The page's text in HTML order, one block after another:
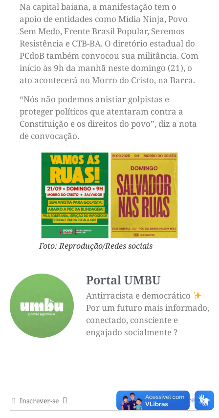
Na capital baiana, a manifestação tem o
apoio de entidades como Mídia Ninja, Povo
Sem Medo, Frente Brasil Popular, Seremos
Resistência e CTB-BA. O diretório estadual do
PCdoB também convocou sua militância. Com
início às 9h da manhã neste domingo (21), o
ato acontecerá no Morro do Cristo, na Barra.
“Nós não podemos anistiar golpistas e
proteger políticos que atentaram contra a
Constituição e os direitos do povo”, diz a nota
de convocação.
Foto: Reprodução/Redes sociais
Portal UMBU
Antirracista e democrático
Por um futuro mais informado,
conectado, consciente e
engajado socialmente ?
Inscrever-se Acessar